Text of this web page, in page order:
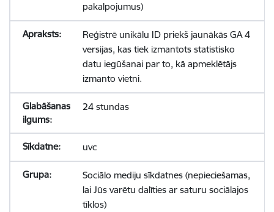
pakalpojumus)
Reģistrē unikālu ID priekš jaunākās GA 4
versijas, kas tiek izmantots statistisko
datu iegūšanai par to, kā apmeklētājs
izmanto vietni.
24 stundas
uvc
Sociālo mediju sīkdatnes (nepieciešamas,
lai Jūs varētu dalīties ar saturu sociālajos
tīklos)